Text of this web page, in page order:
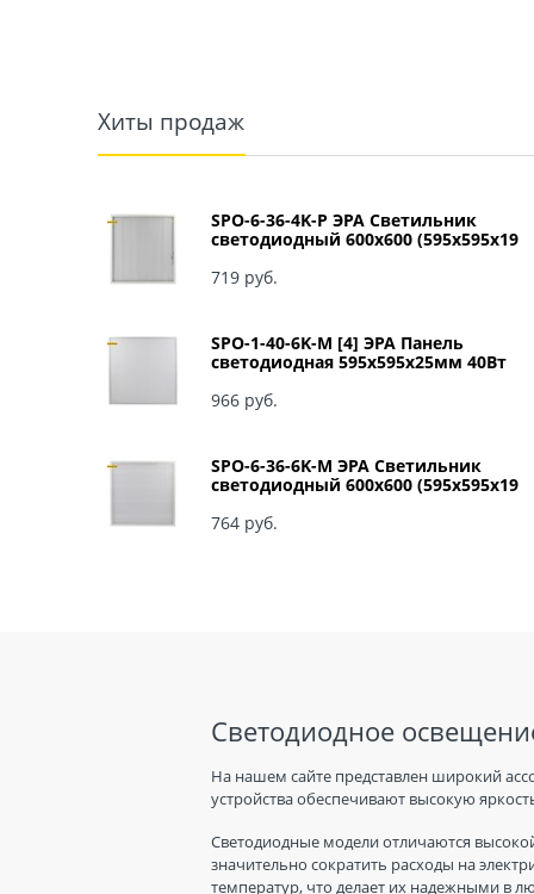
Хиты продаж
SPO-6-36-4K-P ЭРА Светильник
светодиодный 600х600 (595x595x19
Призма Б0039057
719 руб.
SPO-1-40-6K-M [4] ЭРА Панель
светодиодная 595x595x25мм 40Вт
966 руб.
SPO-6-36-6K-M ЭРА Светильник
светодиодный 600х600 (595x595x19
Матовый Б0039318
764 руб.
Светодиодное
На нашем сайте представлен широкий
устройства обеспечивают высокую
Светодиодные модели отличаются
значительно сократить расходы на
температур, что делает их надежными в